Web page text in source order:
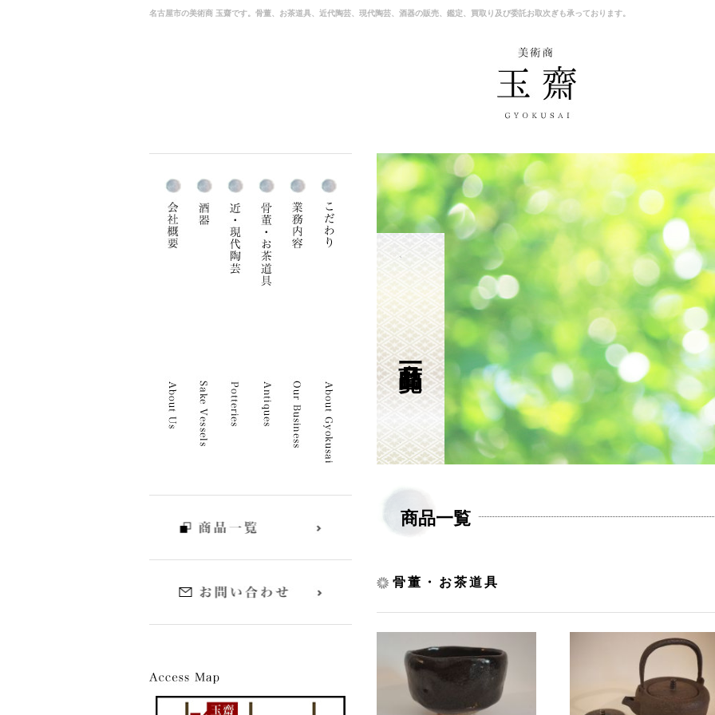
名古屋市の美術商 玉齋です。骨董、お茶道具、近代陶芸、現代陶芸、酒器の販売、鑑定、買取り及び委託お取次ぎも承っております。
商品一覧
商品一覧
骨董・お茶道具